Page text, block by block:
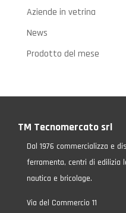
Aziende in vetrina
News
Prodotto del mese
TM Tecnomercato srl
Dal 1976 commercializza e
ferramenta, centri di edilizia
nautica e bricolage.
Via del Commercio 11